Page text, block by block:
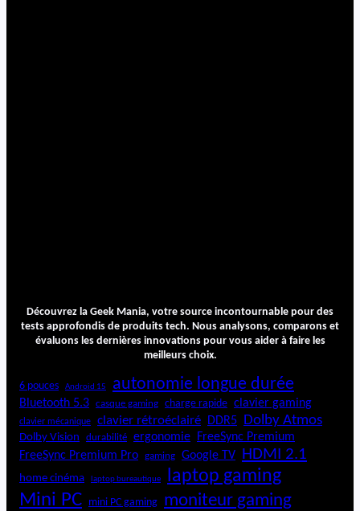
Découvrez la Geek Mania, votre source incontournable pour des
tests approfondis de produits tech. Nous analysons, comparons et
évaluons les dernières innovations pour vous aider à faire les
meilleurs choix.
6 pouces Android 15 autonomie longue durée
Bluetooth 5.3 casque gaming charge rapide clavier gaming
clavier mécanique clavier rétroéclairé DDR5 Dolby Atmos
Dolby Vision durabilité ergonomie
FreeSync Premium
FreeSync Premium Pro
gaming Google TV HDMI 2.1
home cinéma laptop bureautique laptop gaming
Mini PC mini PC gaming moniteur gaming